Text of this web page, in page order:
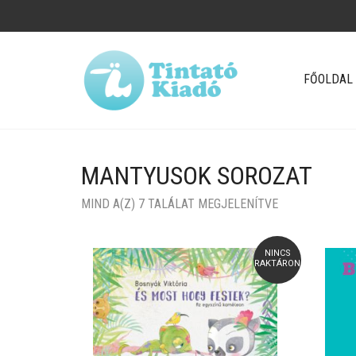
FŐOLDAL
MANTYUSOK SOROZAT
MIND A(Z) 7 TALÁLAT MEGJELENÍTVE
NINCS
RAKTÁRON